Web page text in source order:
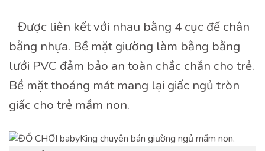
Được liên kết với nhau bằng 4 cục đế chân
bằng nhựa. Bề mặt giường làm bằng bằng
lưới PVC đảm bảo an toàn chắc chắn cho trẻ.
Bề mặt thoáng mát mang lại giấc ngủ tròn
giấc cho trẻ mầm non.